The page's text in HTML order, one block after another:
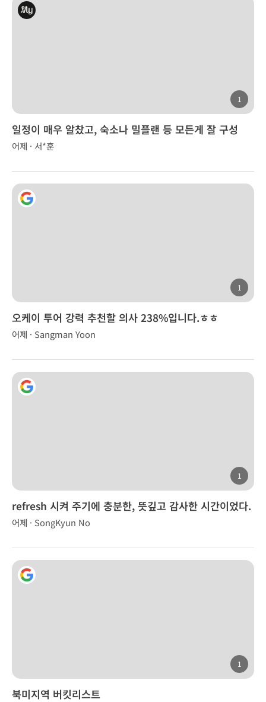
1
일정이 매우 알찼고, 숙소나 밀플랜 등 모든게 잘 구성
어제 · 서*훈
1
오케이 투어 강력 추천할 의사 238%입니다.ㅎㅎ
어제 · Sangman Yoon
1
refresh 시켜 주기에 충분한, 뜻깊고 감사한 시간이었다.
어제 · SongKyun No
1
북미지역 버킷리스트